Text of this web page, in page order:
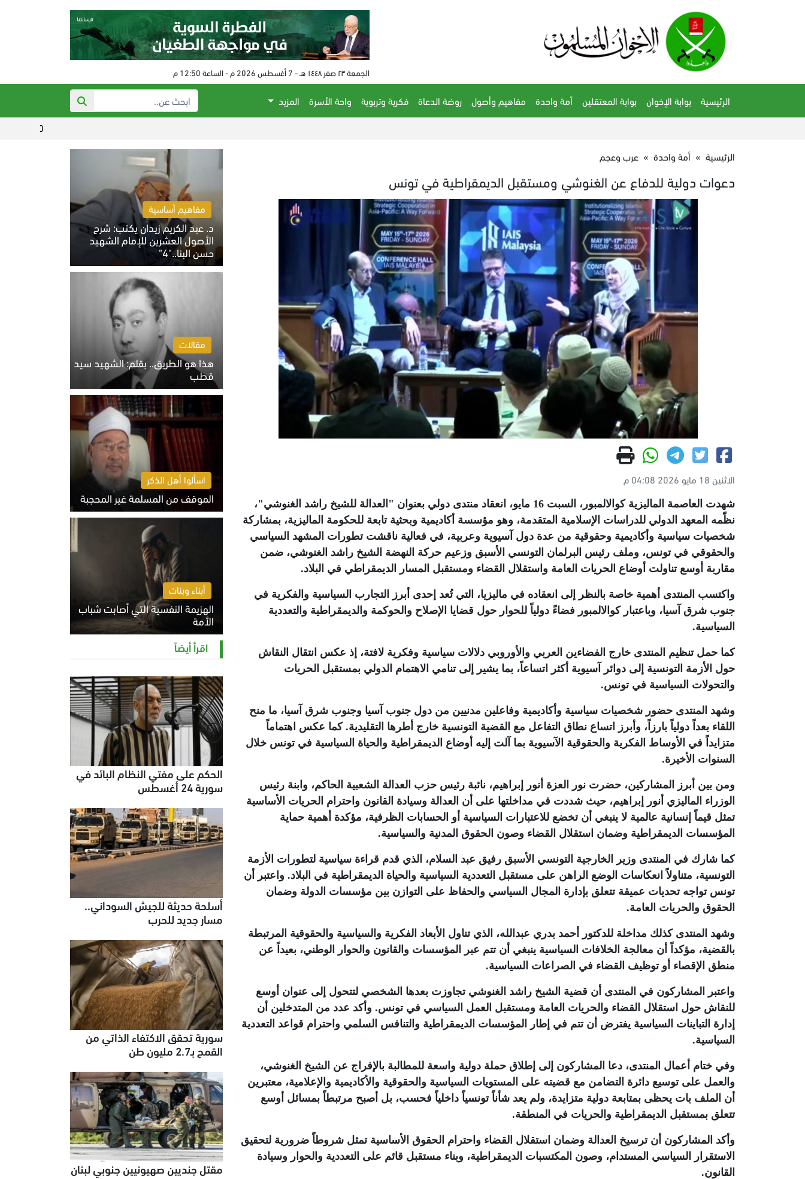
الجمعة ٢٣ صفر ١٤٤٨ هـ - 7 أغسطس 2026 م - الساعة 12:50 م
الرئيسية بوابة الإخوان بوابة المعتقلين أمة واحدة مفاهيم وأصول روضة الدعاة فكرية وتربوية واحة الأسرة
المزيد
الرئيسية » أمة واحدة » عرب وعجم
دعوات دولية للدفاع عن الغنوشي ومستقبل الديمقراطية في تونس
الاثنين 18 مايو 2026 04:08 م
شهدت العاصمة الماليزية كوالالمبور، السبت 16 مايو، انعقاد منتدى دولي بعنوان "العدالة للشيخ راشد الغنوشي"،
نظّمه المعهد الدولي للدراسات الإسلامية المتقدمة، وهو مؤسسة أكاديمية وبحثية تابعة للحكومة الماليزية، بمشاركة
شخصيات سياسية وأكاديمية وحقوقية من عدة دول آسيوية وعربية، في فعالية ناقشت تطورات المشهد السياسي
والحقوقي في تونس، وملف رئيس البرلمان التونسي الأسبق وزعيم حركة النهضة الشيخ راشد الغنوشي، ضمن
مقاربة أوسع تناولت أوضاع الحريات العامة واستقلال القضاء ومستقبل المسار الديمقراطي في البلاد.
واكتسب المنتدى أهمية خاصة بالنظر إلى انعقاده في ماليزيا، التي تُعد إحدى أبرز التجارب السياسية والفكرية في
جنوب شرق آسيا، وباعتبار كوالالمبور فضاءً دولياً للحوار حول قضايا الإصلاح والحوكمة والديمقراطية والتعددية
السياسية.
كما حمل تنظيم المنتدى خارج الفضاءين العربي والأوروبي دلالات سياسية وفكرية لافتة، إذ عكس انتقال النقاش
حول الأزمة التونسية إلى دوائر آسيوية أكثر اتساعاً، بما يشير إلى تنامي الاهتمام الدولي بمستقبل الحريات
والتحولات السياسية في تونس.
وشهد المنتدى حضور شخصيات سياسية وأكاديمية وفاعلين مدنيين من دول جنوب آسيا وجنوب شرق آسيا، ما منح
اللقاء بعداً دولياً بارزاً، وأبرز اتساع نطاق التفاعل مع القضية التونسية خارج أطرها التقليدية. كما عكس اهتماماً
متزايداً في الأوساط الفكرية والحقوقية الآسيوية بما آلت إليه أوضاع الديمقراطية والحياة السياسية في تونس خلال
السنوات الأخيرة.
ومن بين أبرز المشاركين، حضرت نور العزة أنور إبراهيم، نائبة رئيس حزب العدالة الشعبية الحاكم، وابنة رئيس
الوزراء الماليزي أنور إبراهيم، حيث شددت في مداخلتها على أن العدالة وسيادة القانون واحترام الحريات الأساسية
تمثل قيماً إنسانية عالمية لا ينبغي أن تخضع للاعتبارات السياسية أو الحسابات الظرفية، مؤكدة أهمية حماية
المؤسسات الديمقراطية وضمان استقلال القضاء وصون الحقوق المدنية والسياسية.
كما شارك في المنتدى وزير الخارجية التونسي الأسبق رفيق عبد السلام، الذي قدم قراءة سياسية لتطورات الأزمة
التونسية، متناولاً انعكاسات الوضع الراهن على مستقبل التعددية السياسية والحياة الديمقراطية في البلاد. واعتبر أن
تونس تواجه تحديات عميقة تتعلق بإدارة المجال السياسي والحفاظ على التوازن بين مؤسسات الدولة وضمان
الحقوق والحريات العامة.
وشهد المنتدى كذلك مداخلة للدكتور أحمد بدري عبدالله، الذي تناول الأبعاد الفكرية والسياسية والحقوقية المرتبطة
بالقضية، مؤكداً أن معالجة الخلافات السياسية ينبغي أن تتم عبر المؤسسات والقانون والحوار الوطني، بعيداً عن
منطق الإقصاء أو توظيف القضاء في الصراعات السياسية.
واعتبر المشاركون في المنتدى أن قضية الشيخ راشد الغنوشي تجاوزت بعدها الشخصي لتتحول إلى عنوان أوسع
للنقاش حول استقلال القضاء والحريات العامة ومستقبل العمل السياسي في تونس. وأكد عدد من المتدخلين أن
إدارة التباينات السياسية يفترض أن تتم في إطار المؤسسات الديمقراطية والتنافس السلمي واحترام قواعد التعددية
السياسية.
وفي ختام أعمال المنتدى، دعا المشاركون إلى إطلاق حملة دولية واسعة للمطالبة بالإفراج عن الشيخ الغنوشي،
والعمل على توسيع دائرة التضامن مع قضيته على المستويات السياسية والحقوقية والأكاديمية والإعلامية، معتبرين
أن الملف بات يحظى بمتابعة دولية متزايدة، ولم يعد شأناً تونسياً داخلياً فحسب، بل أصبح مرتبطاً بمسائل أوسع
تتعلق بمستقبل الديمقراطية والحريات في المنطقة.
وأكد المشاركون أن ترسيخ العدالة وضمان استقلال القضاء واحترام الحقوق الأساسية تمثل شروطاً ضرورية لتحقيق
الاستقرار السياسي المستدام، وصون المكتسبات الديمقراطية، وبناء مستقبل قائم على التعددية والحوار وسيادة
القانون.
مفاهيم أساسية
د. عبد الكريم زيدان يكتب: شرح
الأصول العشرين للإمام الشهيد
حسن البنا.."4"
الخميس 6 أغسطس 2026 10:27 ص
مقالات
هذا هو الطريق.. بقلم: الشهيد سيد
قطب
الخميس 6 أغسطس 2026 10:52 ص
اسألوا أهل الذكر
الموقف من المسلمة غير المحجبة
الخميس 6 أغسطس 2026 10:45 ص
أبناء وبنات
الهزيمة النفسية التي أصابت شباب
الأمة
الخميس 6 أغسطس 2026 11:12 ص
اقرأ أيضاً
الحكم على مفتي النظام البائد في
سورية 24 أغسطس
أسلحة حديثة للجيش السوداني..
مسار جديد للحرب
سورية تحقق الاكتفاء الذاتي من
القمح بـ2.7 مليون طن
مقتل جنديين صهيونيين جنوبي لبنان